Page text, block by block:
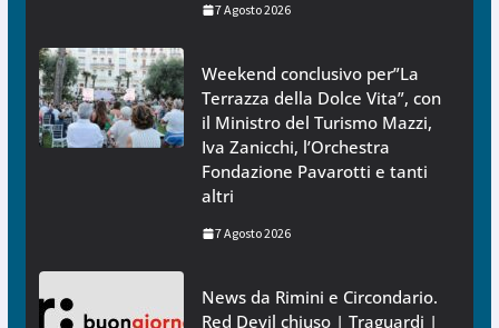
7 Agosto 2026
Weekend conclusivo per”La
Terrazza della Dolce Vita”, con
il Ministro del Turismo Mazzi,
Iva Zanicchi, l’Orchestra
Fondazione Pavarotti e tanti
altri
7 Agosto 2026
News da Rimini e Circondario.
Red Devil chiuso | Traguardi |